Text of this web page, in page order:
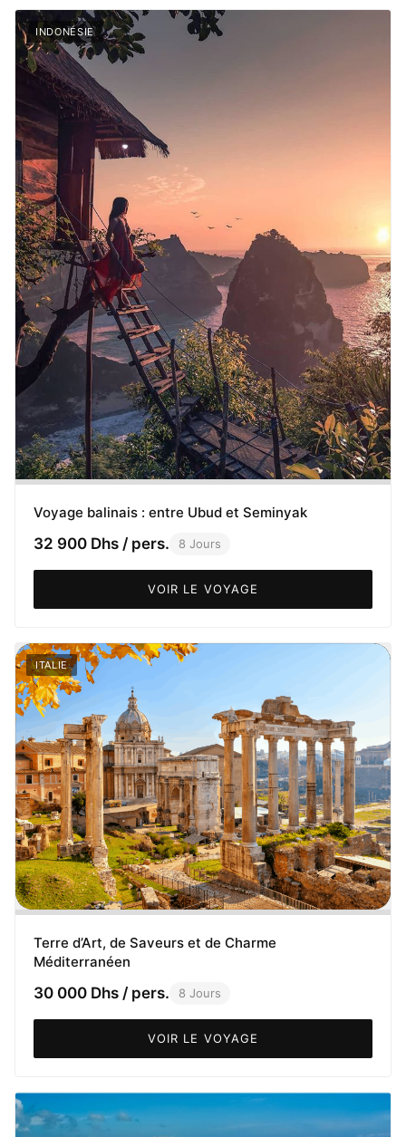
INDONÉSIE
Voyage balinais : entre Ubud et Seminyak
32 900 Dhs / pers. 8 Jours
VOIR LE VOYAGE
ITALIE
Terre d’Art, de Saveurs et de Charme
Méditerranéen
30 000 Dhs / pers. 8 Jours
VOIR LE VOYAGE